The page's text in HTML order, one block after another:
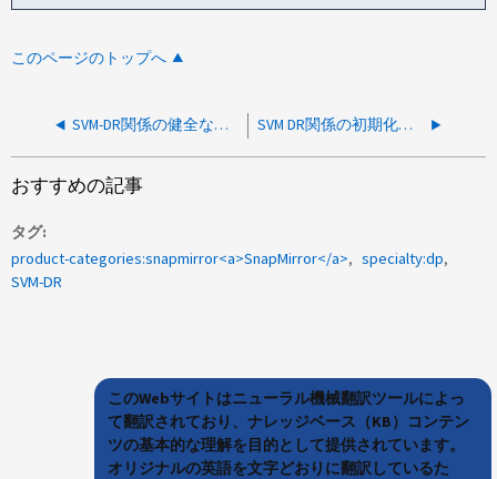
このページのトップへ
SVM-DR関係の健全な状態が「Apply failed for Object：quota_rules_ui_table method：baseline」というエラーで正常ではありません。理由：エントリが重複しています。 SVM DR関係の初期化が失敗します。LIFにファイアウォールポリシーを適用できません
おすすめの記事
タグ
product-categories:snapmirror<a>SnapMirror</a>
specialty:dp
SVM-DR
このWebサイトはニューラル機械翻訳ツールによっ
て翻訳されており、ナレッジベース（KB）コンテン
ツの基本的な理解を目的として提供されています。
オリジナルの英語を文字どおりに翻訳しているた